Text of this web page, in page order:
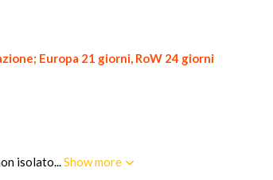
Europa 21 giorni, RoW 24 giorni
isolato...Show more